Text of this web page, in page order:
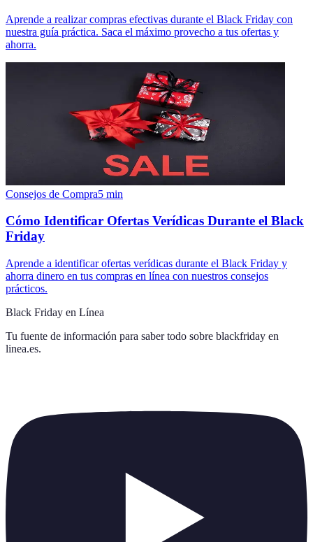
Aprende a realizar compras efectivas durante el Black Friday con
nuestra guía práctica. Saca el máximo provecho a tus ofertas y
ahorra.
Consejos de Compra5 min
Cómo Identificar Ofertas Verídicas Durante el Black
Friday
Aprende a identificar ofertas verídicas durante el Black Friday y
ahorra dinero en tus compras en línea con nuestros consejos
prácticos.
Black Friday en Línea
Tu fuente de información para saber todo sobre blackfriday en
linea.es.